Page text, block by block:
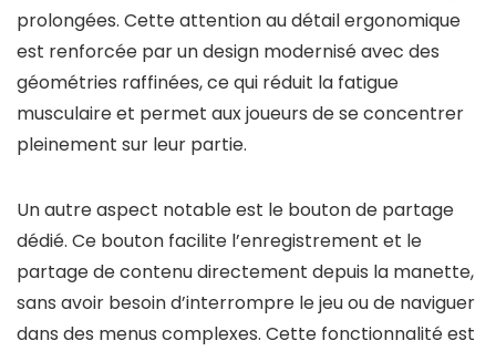
prolongées. Cette attention au détail ergonomique
est renforcée par un design modernisé avec des
géométries raffinées, ce qui réduit la fatigue
musculaire et permet aux joueurs de se concentrer
pleinement sur leur partie.
Un autre aspect notable est le bouton de partage
dédié. Ce bouton facilite l’enregistrement et le
partage de contenu directement depuis la manette,
sans avoir besoin d’interrompre le jeu ou de naviguer
dans des menus complexes. Cette fonctionnalité est